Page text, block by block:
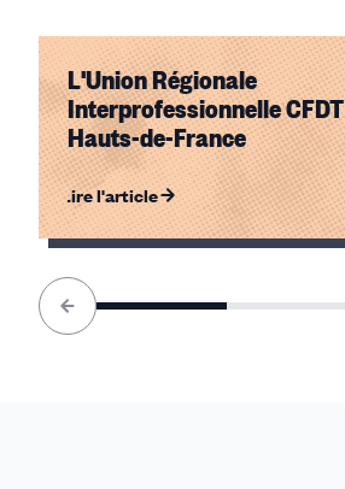
L'Union Régionale
Interprofessionnelle CFDT
Hauts-de-France
Lire l'article